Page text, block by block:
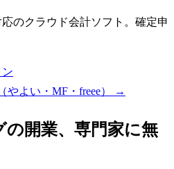
のクラウド会計ソフト。確定申
よい・MF・freee）
→
の開業、専門家に無